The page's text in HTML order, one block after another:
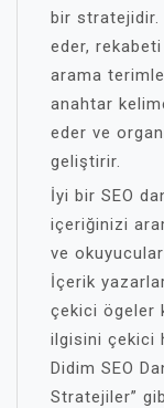
bir stratejidir.
eder,
arama
anahtar
eder ve
geliştirir.
İyi bir SEO
içeriğinizi
ve
İçerik
çekici ögeler
ilgisini çekici
Didim SEO
Stratejiler”